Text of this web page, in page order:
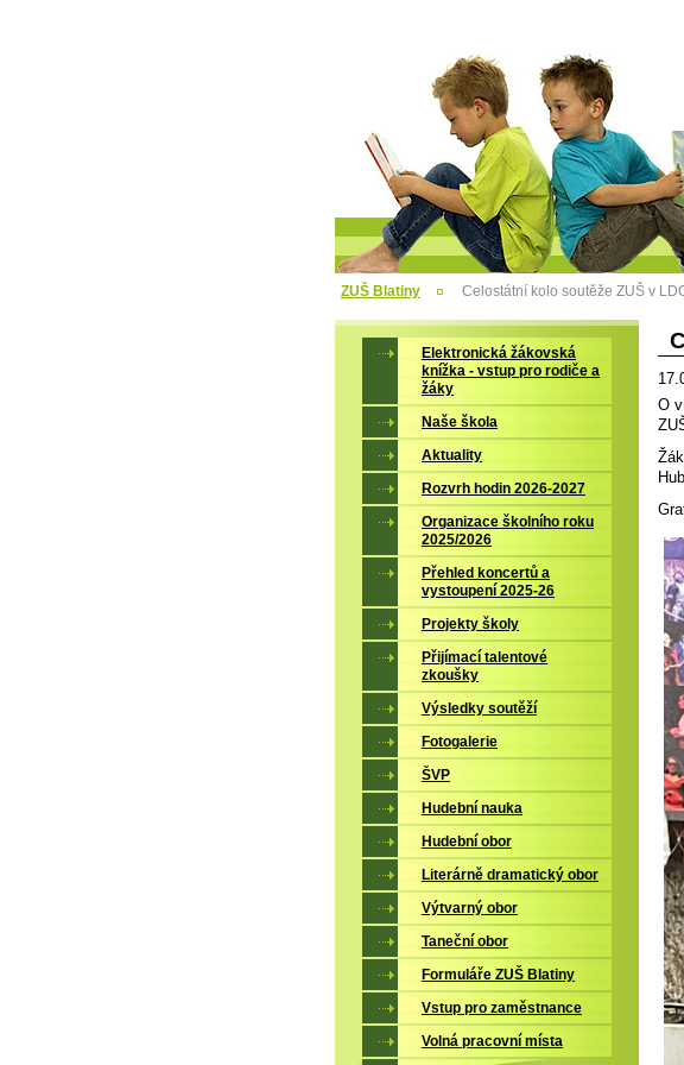
ZUŠ Blatiny Celostátní kolo soutěže ZUŠ v
C
O
Elektronická žákovská
knížka - vstup pro rodiče a
žáky
Naše škola
Aktuality
Rozvrh hodin 2026-2027
Organizace školního roku
2025/2026
Přehled koncertů a
vystoupení 2025-26
Projekty školy
Přijímací talentové
zkoušky
Výsledky soutěží
Fotogalerie
ŠVP
Hudební nauka
Hudební obor
Literárně dramatický obor
Výtvarný obor
Taneční obor
Formuláře ZUŠ Blatiny
Vstup pro zaměstnance
Volná pracovní místa